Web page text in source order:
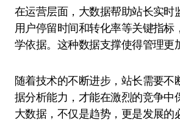
在运营层面，大数据帮助站长实时
用户停留时间和转化率等关键指标
学依据。这种数据支撑使得管理更
随着技术的不断进步，站长需要不
据分析能力，才能在激烈的竞争中
大数据，不仅是趋势，更是发展的